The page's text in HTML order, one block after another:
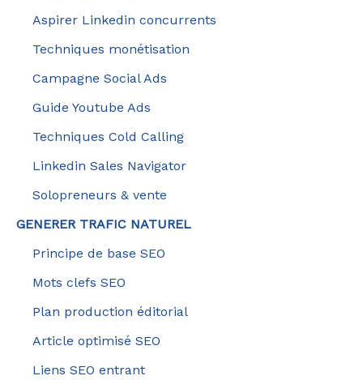
Aspirer Linkedin concurrents
Techniques monétisation
Campagne Social Ads
Guide Youtube Ads
Techniques Cold Calling
Linkedin Sales Navigator
Solopreneurs & vente
GENERER TRAFIC NATUREL
Principe de base SEO
Mots clefs SEO
Plan production éditorial
Article optimisé SEO
Liens SEO entrant